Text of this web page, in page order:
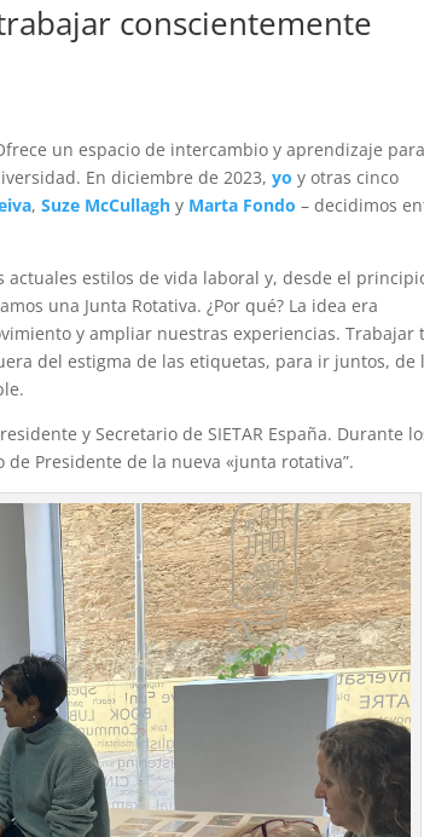
conscientemente
un espacio de intercambio y aprendizaje para
En diciembre de 2023,yo y otras cinco
,Suze McCullagh y Marta Fondo – decidimos
estilos de vida laboral y, desde el
una Junta Rotativa. ¿Por qué? La idea era
y ampliar nuestras experiencias. Trabajar
del estigma de las etiquetas, para ir juntos, de
y Secretario de SIETAR España. Durante
Presidente de la nueva «junta rotativa”.